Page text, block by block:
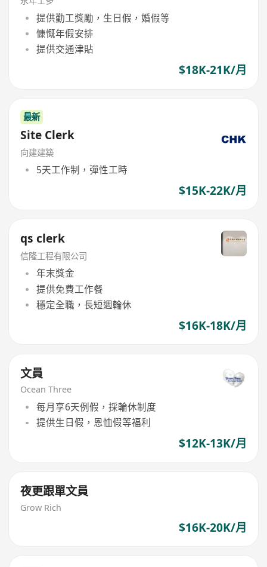
提供勤工獎勵，生日假，婚假等
慷慨年假安排
提供交通津貼
$18K-21K/月
最新
Site Clerk
向建建築
5天工作制，彈性工時
$15K-22K/月
qs clerk
信隆工程有限公司
年末獎金
提供免費工作餐
穩定全職，長短週輪休
$16K-18K/月
文員
Ocean Three
每月享6天例假，採輪休制度
提供生日假，恩恤假等福利
$12K-13K/月
夜更跟單文員
Grow Rich
$16K-20K/月